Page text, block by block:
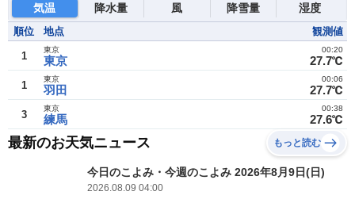
気温 降水量 風 降雪量 湿度
順位 地点 観測値
1 東京
東京
27.7℃
00:20
1 羽田
東京
27.7℃
00:06
3 練馬
東京
27.6℃
00:38
最新のお天気ニュース もっと読む
今日のこよみ・今週のこよみ 2026年8月9日(日)
2026.08.09 04:00